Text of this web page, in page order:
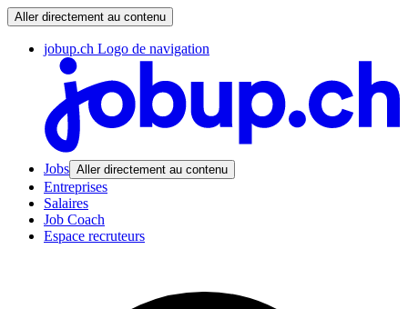
Aller directement au contenu
jobup.ch Logo de navigation
Jobs Aller directement au contenu
Entreprises
Salaires
Job Coach
Espace recruteurs